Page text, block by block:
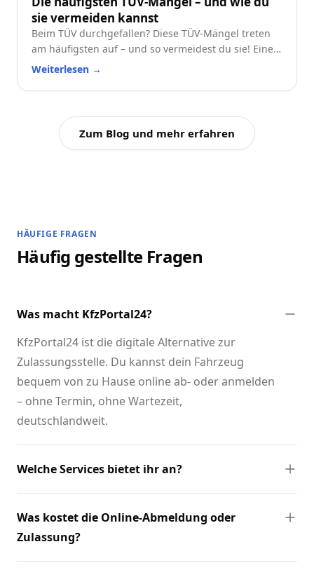
sie vermeiden kannst
Beim TÜV durchgefallen? Diese TÜV-Mängel treten
am häufigsten auf – und so vermeidest du sie! Eine
praktische Checkliste für alle Autofahrer.
Weiterlesen →
Zum Blog und mehr erfahren
HÄUFIGE FRAGEN
Häufig gestellte Fragen
Was macht KfzPortal24?
KfzPortal24 ist die digitale Alternative zur
Zulassungsstelle. Du kannst dein Fahrzeug
bequem von zu Hause online ab- oder anmelden
– ohne Termin, ohne Wartezeit,
deutschlandweit.
Welche Services bietet ihr an?
Was kostet die Online-Abmeldung oder
Zulassung?